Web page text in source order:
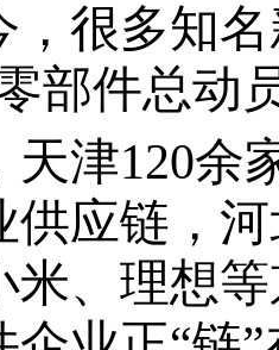
很多知名
部件总动
天津120余
供应链，
米、理想